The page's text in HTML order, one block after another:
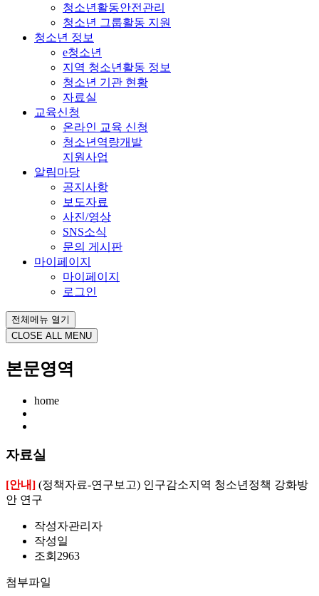
청소년활동안전관리
청소년 그룹활동 지원
청소년 정보
e청소년
지역 청소년활동 정보
청소년 기관 현황
자료실
교육신청
온라인 교육 신청
청소년역량개발
지원사업
알림마당
공지사항
보도자료
사진/영상
SNS소식
문의 게시판
마이페이지
마이페이지
로그인
전체메뉴 열기
CLOSE ALL MENU
본문영역
home
자료실
[안내] (정책자료-연구보고) 인구감소지역 청소년정책 강화방
안 연구
작성자관리자
작성일
조회 2963
첨부파일